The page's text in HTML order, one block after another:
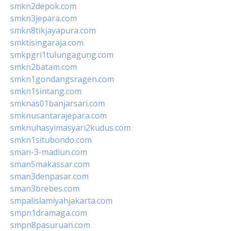
smkn2depok.com
smkn3jepara.com
smkn8tikjayapura.com
smktisingaraja.com
smkpgri1tulungagung.com
smkn2batam.com
smkn1gondangsragen.com
smkn1sintang.com
smknas01banjarsari.com
smknusantarajepara.com
smknuhasyimasyari2kudus.com
smkn1situbondo.com
sman-3-madiun.com
sman5makassar.com
sman3denpasar.com
sman3brebes.com
smpalislamiyahjakarta.com
smpn1dramaga.com
smpn8pasuruan.com